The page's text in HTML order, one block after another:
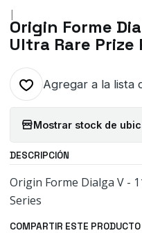
|
Origin Forme
Ultra Rare Prize
Agregar a la lista
Mostrar stock de
DESCRIPCIÓN
Origin Forme Dialga V -
Series
COMPARTIR ESTE PRODUCTO